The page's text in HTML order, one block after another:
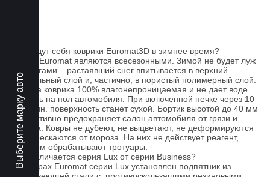
Выберите марку авто
Как ведут себя коврики Euromat3D в зимнее время?
Ковры Euromat являются всесезонными. Зимой не будет луж
под ногами – растаявший снег впитывается в верхний
текстильный слой и, частично, в пористый полимерный слой.
Основа коврика 100% влагонепроницаемая и не дает воде
попасть на пол автомобиля. При включенной печке через 10
- 15 мин. поверхность станет сухой. Бортик высотой до 40 мм
эффективно предохраняет салон автомобиля от грязи и
мусора. Ковры не дубеют, не выцветают, не деформируются
и не трескаются от мороза. На них не действует реагент,
которым обрабатывают тротуары.
Чем отличается серия Lux от серии Business?
На коврах Euromat серии Lux установлен подпятник из